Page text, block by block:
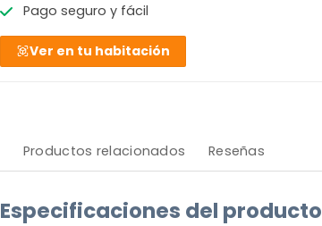
Pago seguro y fácil
Ver en tu habitación
Productos relacionados Reseñas
Especificaciones del producto